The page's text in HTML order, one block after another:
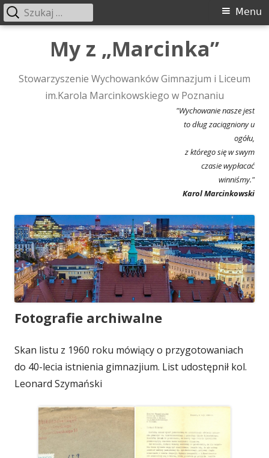
My z „Marcinka”
Stowarzyszenie Wychowanków Gimnazjum i Liceum
im.Karola Marcinkowskiego w Poznaniu
"Wychowanie nasze jest
to dług zaciągniony u
ogółu,
z którego się w swym
czasie wypłacać
winniśmy."
Karol Marcinkowski
Menu
główne
Menu
Szukaj:
Fotografie archiwalne
Skan listu z 1960 roku mówiący o przygotowaniach
do 40-lecia istnienia gimnazjium. List udostępnił kol.
Leonard Szymański